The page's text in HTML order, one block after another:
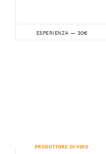
ESPERIENZA — 30€
PRODUTTORE DI VINO